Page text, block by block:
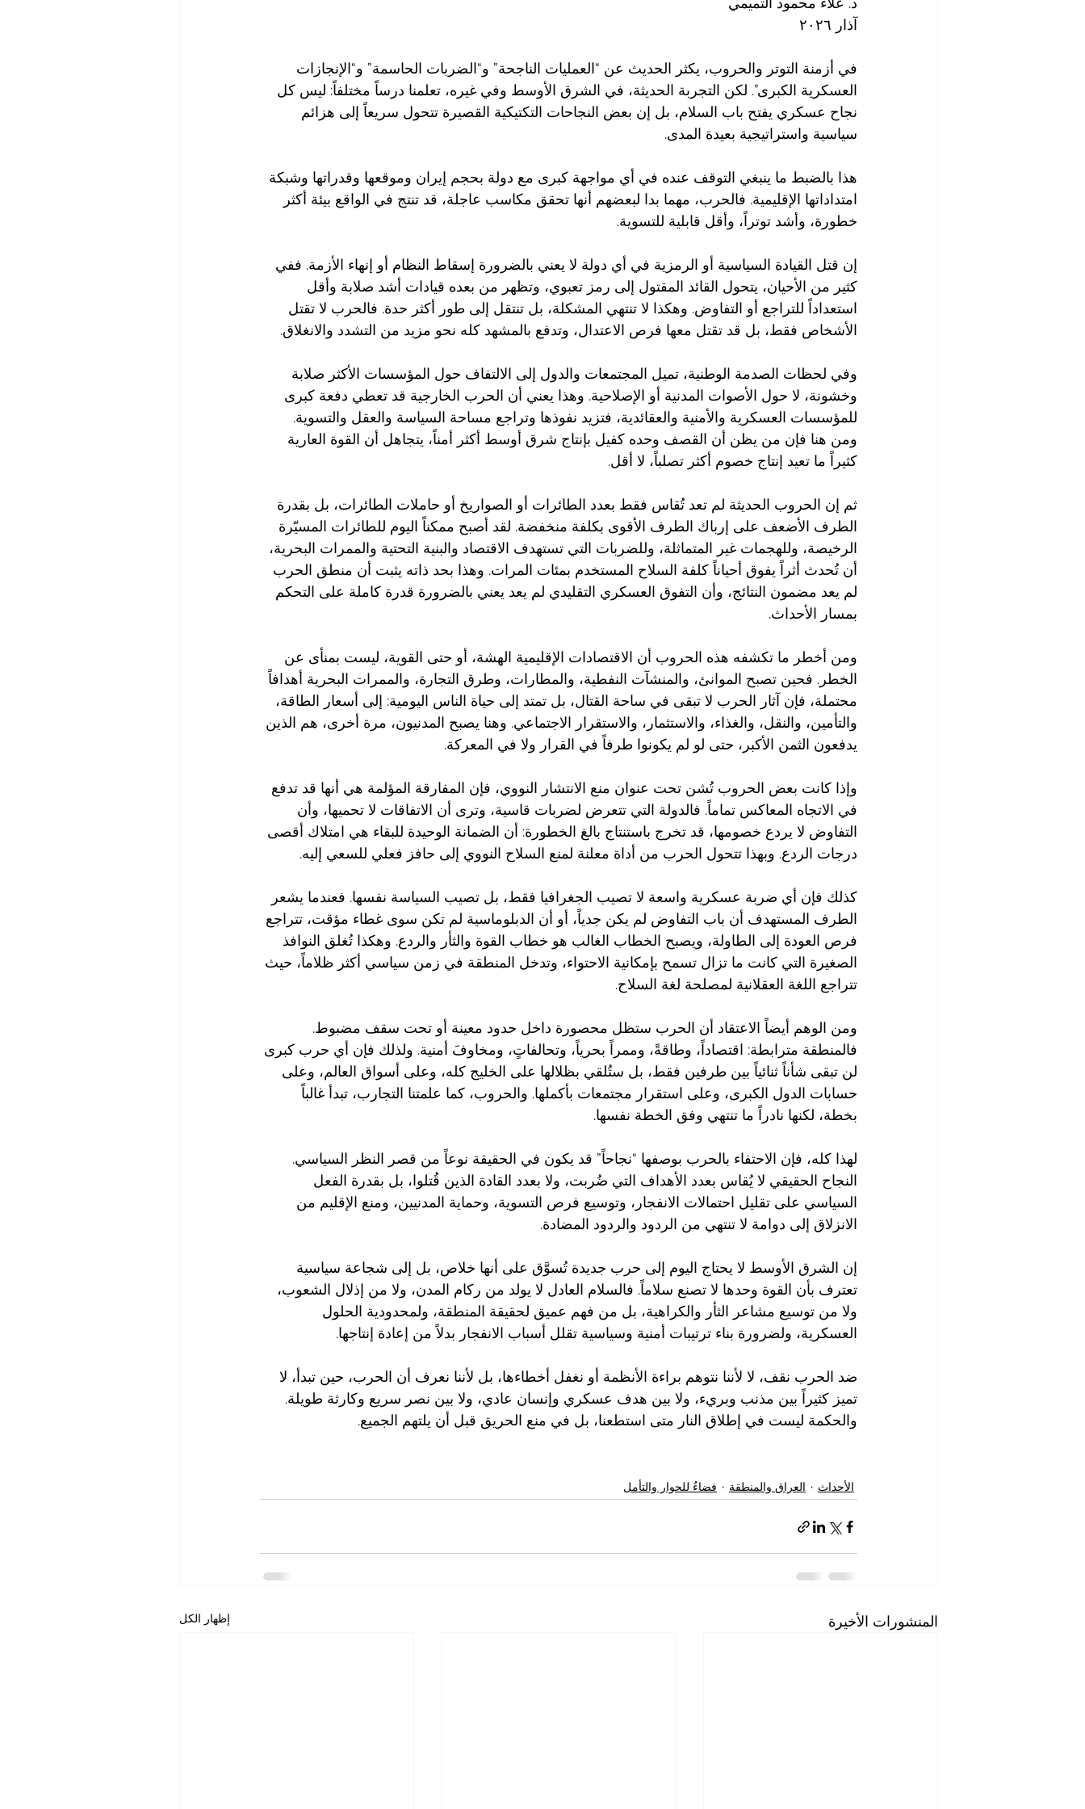
آذار ٢٠٢٦
في أزمنة التوتر والحروب، يكثر الحديث عن “العمليات الناجحة” و“الضربات الحاسمة” و“الإنجازات
العسكرية الكبرى”. لكن التجربة الحديثة، في الشرق الأوسط وفي غيره، تعلمنا درساً مختلفاً: ليس كل
نجاح عسكري يفتح باب السلام، بل إن بعض النجاحات التكتيكية القصيرة تتحول سريعاً إلى هزائم
سياسية واستراتيجية بعيدة المدى.
هذا بالضبط ما ينبغي التوقف عنده في أي مواجهة كبرى مع دولة بحجم إيران وموقعها وقدراتها وشبكة
امتداداتها الإقليمية. فالحرب، مهما بدا لبعضهم أنها تحقق مكاسب عاجلة، قد تنتج في الواقع بيئة أكثر
خطورة، وأشد توتراً، وأقل قابلية للتسوية.
إن قتل القيادة السياسية أو الرمزية في أي دولة لا يعني بالضرورة إسقاط النظام أو إنهاء الأزمة. ففي
كثير من الأحيان، يتحول القائد المقتول إلى رمز تعبوي، وتظهر من بعده قيادات أشد صلابة وأقل
استعداداً للتراجع أو التفاوض. وهكذا لا تنتهي المشكلة، بل تنتقل إلى طور أكثر حدة. فالحرب لا تقتل
الأشخاص فقط، بل قد تقتل معها فرص الاعتدال، وتدفع بالمشهد كله نحو مزيد من التشدد والانغلاق.
وفي لحظات الصدمة الوطنية، تميل المجتمعات والدول إلى الالتفاف حول المؤسسات الأكثر صلابة
وخشونة، لا حول الأصوات المدنية أو الإصلاحية. وهذا يعني أن الحرب الخارجية قد تعطي دفعة كبرى
للمؤسسات العسكرية والأمنية والعقائدية، فتزيد نفوذها وتراجع مساحة السياسة والعقل والتسوية.
ومن هنا فإن من يظن أن القصف وحده كفيل بإنتاج شرق أوسط أكثر أمناً، يتجاهل أن القوة العارية
كثيراً ما تعيد إنتاج خصوم أكثر تصلباً، لا أقل.
ثم إن الحروب الحديثة لم تعد تُقاس فقط بعدد الطائرات أو الصواريخ أو حاملات الطائرات، بل بقدرة
الطرف الأضعف على إرباك الطرف الأقوى بكلفة منخفضة. لقد أصبح ممكناً اليوم للطائرات المسيّرة
الرخيصة، وللهجمات غير المتماثلة، وللضربات التي تستهدف الاقتصاد والبنية التحتية والممرات البحرية،
أن تُحدث أثراً يفوق أحياناً كلفة السلاح المستخدم بمئات المرات. وهذا بحد ذاته يثبت أن منطق الحرب
لم يعد مضمون النتائج، وأن التفوق العسكري التقليدي لم يعد يعني بالضرورة قدرة كاملة على التحكم
بمسار الأحداث.
ومن أخطر ما تكشفه هذه الحروب أن الاقتصادات الإقليمية الهشة، أو حتى القوية، ليست بمنأى عن
الخطر. فحين تصبح الموانئ، والمنشآت النفطية، والمطارات، وطرق التجارة، والممرات البحرية أهدافاً
محتملة، فإن آثار الحرب لا تبقى في ساحة القتال، بل تمتد إلى حياة الناس اليومية: إلى أسعار الطاقة،
والتأمين، والنقل، والغذاء، والاستثمار، والاستقرار الاجتماعي. وهنا يصبح المدنيون، مرة أخرى، هم الذين
يدفعون الثمن الأكبر، حتى لو لم يكونوا طرفاً في القرار ولا في المعركة.
وإذا كانت بعض الحروب تُشن تحت عنوان منع الانتشار النووي، فإن المفارقة المؤلمة هي أنها قد تدفع
في الاتجاه المعاكس تماماً. فالدولة التي تتعرض لضربات قاسية، وترى أن الاتفاقات لا تحميها، وأن
التفاوض لا يردع خصومها، قد تخرج باستنتاج بالغ الخطورة: أن الضمانة الوحيدة للبقاء هي امتلاك أقصى
درجات الردع. وبهذا تتحول الحرب من أداة معلنة لمنع السلاح النووي إلى حافز فعلي للسعي إليه.
كذلك فإن أي ضربة عسكرية واسعة لا تصيب الجغرافيا فقط، بل تصيب السياسة نفسها. فعندما يشعر
الطرف المستهدف أن باب التفاوض لم يكن جدياً، أو أن الدبلوماسية لم تكن سوى غطاء مؤقت، تتراجع
فرص العودة إلى الطاولة، ويصبح الخطاب الغالب هو خطاب القوة والثأر والردع. وهكذا تُغلق النوافذ
الصغيرة التي كانت ما تزال تسمح بإمكانية الاحتواء، وتدخل المنطقة في زمن سياسي أكثر ظلاماً، حيث
تتراجع اللغة العقلانية لمصلحة لغة السلاح.
ومن الوهم أيضاً الاعتقاد أن الحرب ستظل محصورة داخل حدود معينة أو تحت سقف مضبوط.
فالمنطقة مترابطة: اقتصاداً، وطاقةً، وممراً بحرياً، وتحالفاتٍ، ومخاوفَ أمنية. ولذلك فإن أي حرب كبرى
لن تبقى شأناً ثنائياً بين طرفين فقط، بل ستُلقي بظلالها على الخليج كله، وعلى أسواق العالم، وعلى
حسابات الدول الكبرى، وعلى استقرار مجتمعات بأكملها. والحروب، كما علمتنا التجارب، تبدأ غالباً
بخطة، لكنها نادراً ما تنتهي وفق الخطة نفسها.
لهذا كله، فإن الاحتفاء بالحرب بوصفها “نجاحاً” قد يكون في الحقيقة نوعاً من قصر النظر السياسي.
النجاح الحقيقي لا يُقاس بعدد الأهداف التي ضُربت، ولا بعدد القادة الذين قُتلوا، بل بقدرة الفعل
السياسي على تقليل احتمالات الانفجار، وتوسيع فرص التسوية، وحماية المدنيين، ومنع الإقليم من
الانزلاق إلى دوامة لا تنتهي من الردود والردود المضادة.
إن الشرق الأوسط لا يحتاج اليوم إلى حرب جديدة تُسوَّق على أنها خلاص، بل إلى شجاعة سياسية
تعترف بأن القوة وحدها لا تصنع سلاماً. فالسلام العادل لا يولد من ركام المدن، ولا من إذلال الشعوب،
ولا من توسيع مشاعر الثأر والكراهية، بل من فهم عميق لحقيقة المنطقة، ولمحدودية الحلول
العسكرية، ولضرورة بناء ترتيبات أمنية وسياسية تقلل أسباب الانفجار بدلاً من إعادة إنتاجها.
ضد الحرب نقف، لا لأننا نتوهم براءة الأنظمة أو نغفل أخطاءها، بل لأننا نعرف أن الحرب، حين تبدأ، لا
تميز كثيراً بين مذنب وبريء، ولا بين هدف عسكري وإنسان عادي، ولا بين نصر سريع وكارثة طويلة.
والحكمة ليست في إطلاق النار متى استطعنا، بل في منع الحريق قبل أن يلتهم الجميع.
الأحداث العراق والمنطقة فضاءٌ للحوار والتأمل
المنشورات الأخيرة إظهار الكل